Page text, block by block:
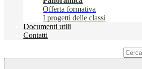
Offerta formativa
I progetti delle classi
Documenti utili
Contatti